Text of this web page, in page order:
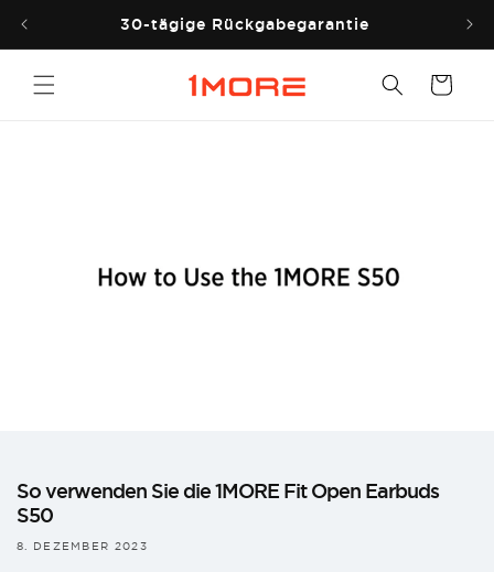
30-tägige Rückgabegarantie
Warenkorb
So verwenden Sie die 1MORE Fit Open Earbuds
S50
8. DEZEMBER 2023